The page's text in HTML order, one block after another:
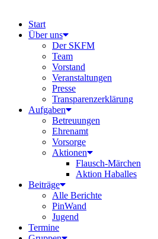
Start
Über uns
Der SKFM
Team
Vorstand
Veranstaltungen
Presse
Transparenzerklärung
Aufgaben
Betreuungen
Ehrenamt
Vorsorge
Aktionen
Flausch-Märchen
Aktion Haballes
Beiträge
Alle Berichte
PinWand
Jugend
Termine